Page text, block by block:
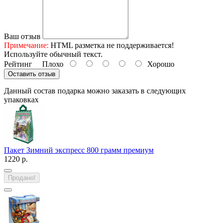
Ваш отзыв
Примечание: HTML разметка не поддерживается!
Используйте обычный текст.
Рейтинг Плохо Хорошо
Оставить отзыв
Данный состав подарка можно заказать в следующих
упаковках
Пакет Зимний экспресс 800 грамм премиум
1220 р.
Продано!